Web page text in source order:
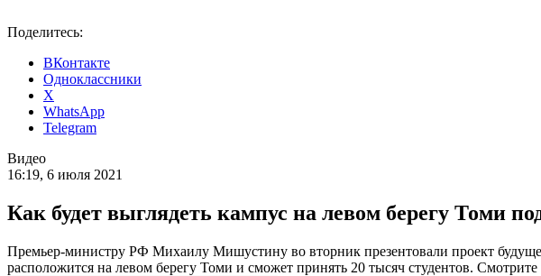
Поделитесь:
ВКонтакте
Одноклассники
X
WhatsApp
Telegram
Видео
16:19, 6 июля 2021
Как будет выглядеть кампус на левом берегу Томи
Премьер-министру РФ Михаилу Мишустину во вторник презентовали проект
расположится на левом берегу Томи и сможет принять 20 тысяч студентов.